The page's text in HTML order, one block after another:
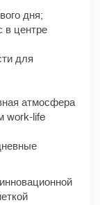
дня;
в центре
для
атмосфера
work-life